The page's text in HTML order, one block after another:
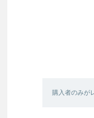
購入者のみが